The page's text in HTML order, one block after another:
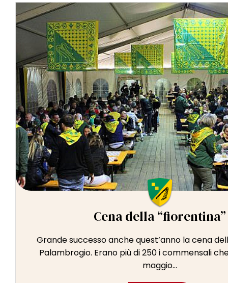
Cena della “fiorentina”
Grande successo anche quest’anno la cena
Palambrogio. Erano più di 250 i commensali
maggio...